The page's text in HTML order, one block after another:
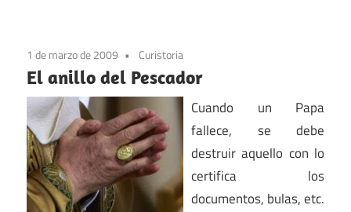
historia
1 de marzo de 2009 Curistoria
El anillo del Pescador
Cuando un Papa
fallece, se debe
destruir aquello con lo
certifica los
documentos, bulas, etc.